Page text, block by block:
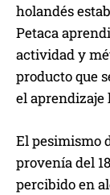
holandés
Petaca
actividad y
producto que
el aprendizaje
El pesimismo
provenía del
percibido en